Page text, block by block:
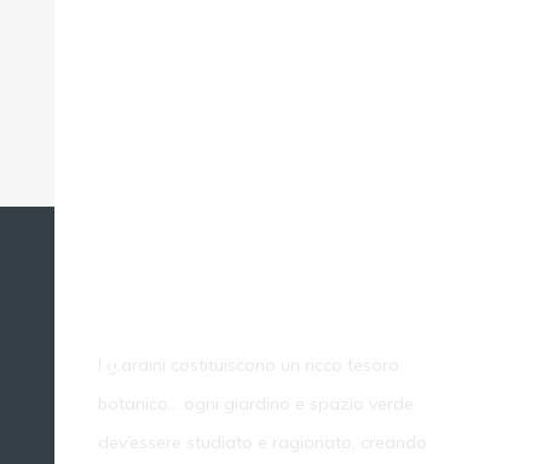
giardini
I giardini costituiscono un ricco tesoro
botanico... ogni giardino e spazio verde
dev’essere studiato e ragionato, creando